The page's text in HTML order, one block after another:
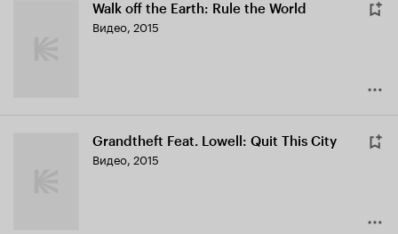
Walk off the Earth: Rule the World
Видео, 2015
Grandtheft Feat. Lowell: Quit This City
Видео, 2015